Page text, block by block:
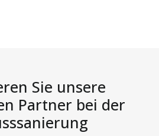
Sie unsere
Partner bei der